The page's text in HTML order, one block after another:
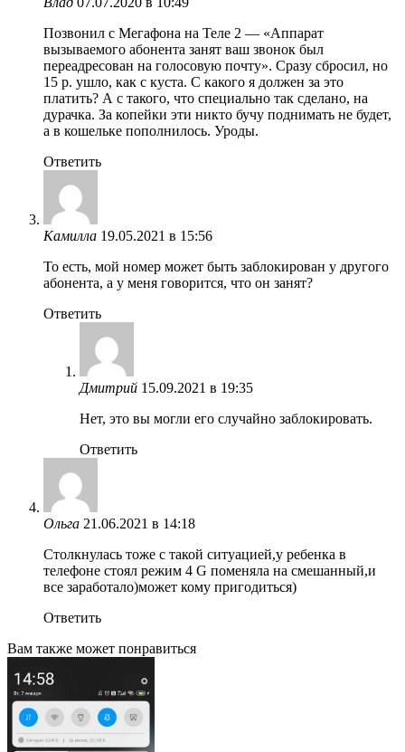
Позвонил с Мегафона на Теле 2 — «Аппарат
вызываемого абонента занят ваш звонок был
переадресован на голосовую почту». Сразу сбросил, но
15 р. ушло, как с куста. С какого я должен за это
платить? А с такого, что специально так сделано, на
дурачка. За копейки эти никто бучу поднимать не будет,
а в кошельке пополнилось. Уроды.
Ответить
Камилла 19.05.2021 в 15:56
То есть, мой номер может быть заблокирован у другого
абонента, а у меня говорится, что он занят?
Ответить
Дмитрий 15.09.2021 в 19:35
Нет, это вы могли его случайно заблокировать.
Ответить
Ольга 21.06.2021 в 14:18
Столкнулась тоже с такой ситуацией,у ребенка в
телефоне стоял режим 4 G поменяла на смешанный,и
все заработало)может кому пригодиться)
Ответить
Вам также может понравиться